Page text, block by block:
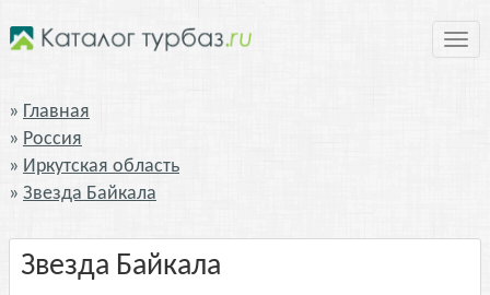
Главная
Россия
Иркутская область
Звезда Байкала
Звезда Байкала